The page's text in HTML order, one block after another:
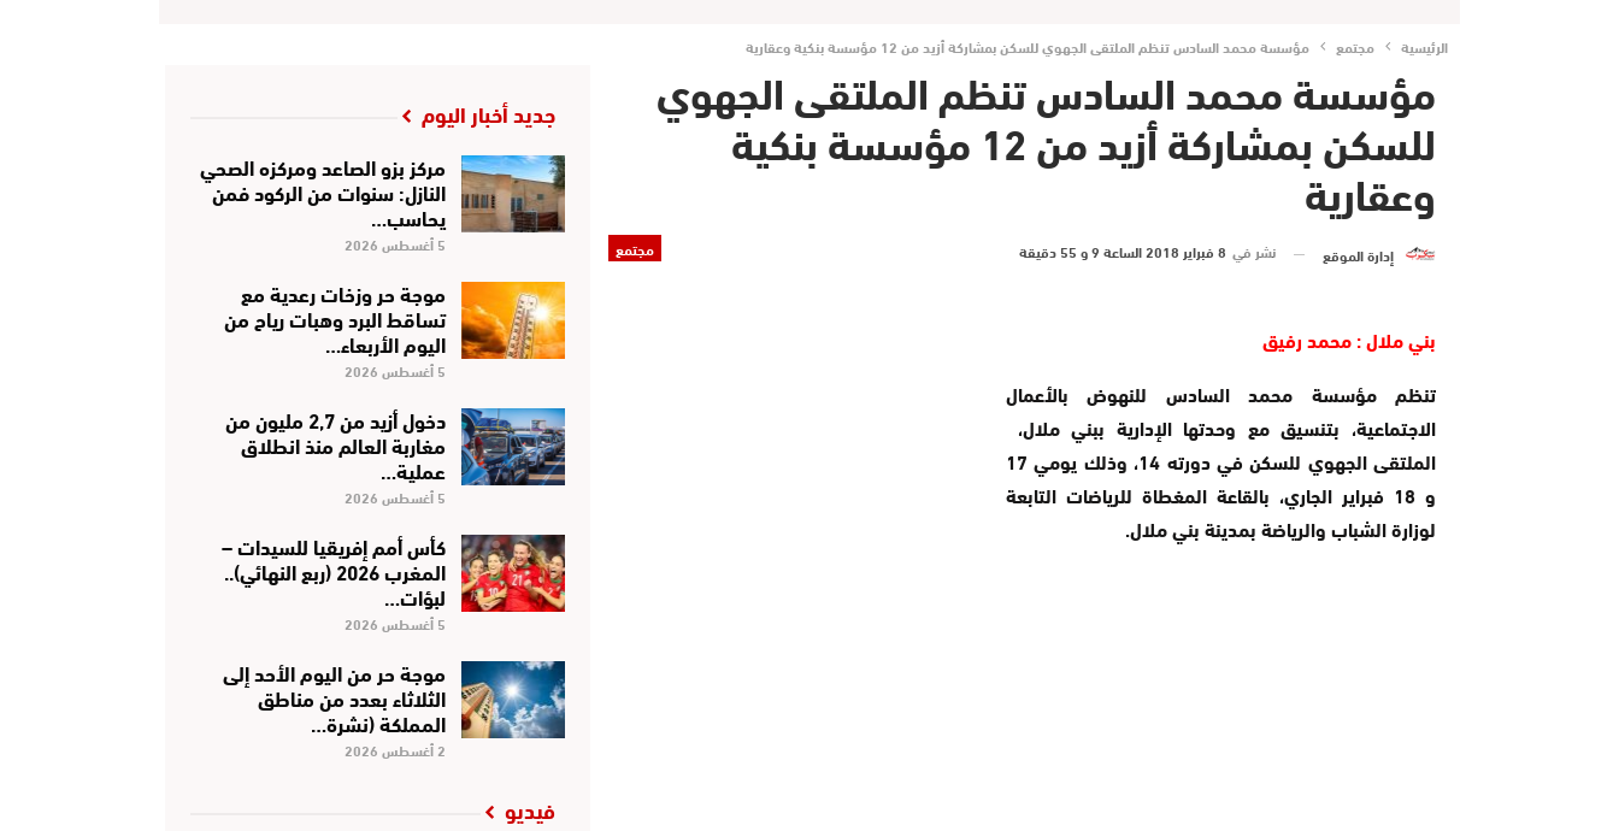
الرئيسية مجتمع مؤسسة محمد السادس تنظم الملتقى الجهوي للسكن بمشاركة أزيد من 12 مؤسسة بنكية وعقارية
مؤسسة محمد السادس تنظم الملتقى الجهوي
للسكن بمشاركة أزيد من 12 مؤسسة بنكية
وعقارية
مجتمع إدارة الموقع نشر في 8 فبراير 2018 الساعة 9 و 55 دقيقة
بني ملال : محمد رفيق
تنظم مؤسسة محمد السادس للنهوض بالأعمال
الاجتماعية، بتنسيق مع وحدتها الإدارية ببني ملال،
الملتقى الجهوي للسكن في دورته 14، وذلك يومي 17
و 18 فبراير الجاري، بالقاعة المغطاة للرياضات التابعة
لوزارة الشباب والرياضة بمدينة بني ملال.
جديد أخبار اليوم
مركز بزو الصاعد ومركزه الصحي
النازل: سنوات من الركود فمن
يحاسب…
5 أغسطس 2026
موجة حر وزخات رعدية مع
تساقط البرد وهبات رياح من
اليوم الأربعاء…
5 أغسطس 2026
دخول أزيد من 2,7 مليون من
مغاربة العالم منذ انطلاق
عملية…
5 أغسطس 2026
كأس أمم إفريقيا للسيدات –
المغرب 2026 (ربع النهائي)..
لبؤات…
5 أغسطس 2026
موجة حر من اليوم الأحد إلى
الثلاثاء بعدد من مناطق
المملكة (نشرة…
2 أغسطس 2026
فيديو